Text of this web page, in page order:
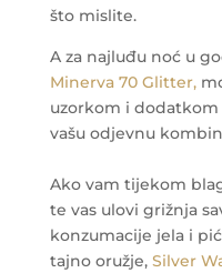
što mislite.
A za najluđu noć u
Minerva 70 Glitter,
uzorkom i
vašu odjevnu
Ako vam tijekom
te vas ulovi grižnja
konzumacije jela i
tajno oružje, Silver